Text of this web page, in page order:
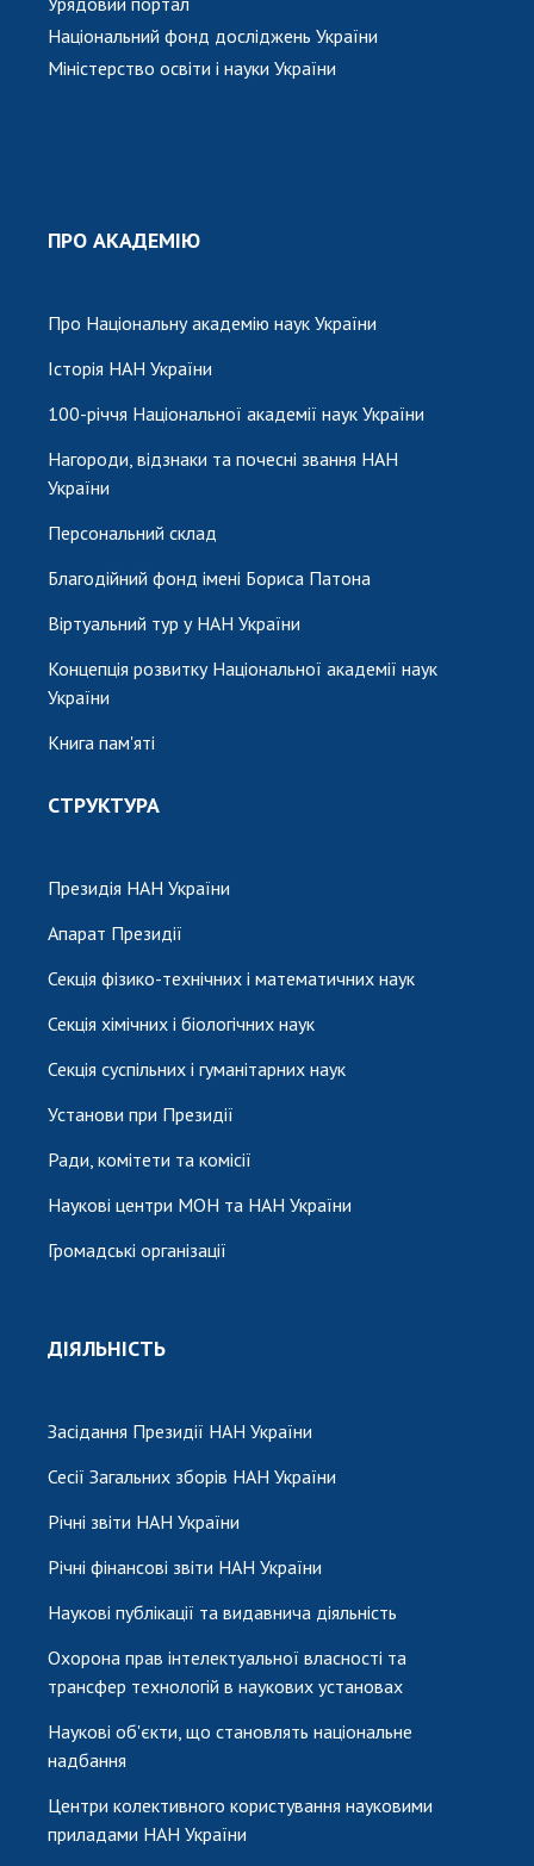
Національний фонд досліджень України
Міністерство освіти і науки України
ПРО АКАДЕМІЮ
Про Національну академію наук України
Історія НАН України
100-річчя Національної академії наук України
Нагороди, відзнаки та почесні звання НАН
України
Персональний склад
Благодійний фонд імені Бориса Патона
Віртуальний тур у НАН України
Концепція розвитку Національної академії наук
України
Книга пам'яті
СТРУКТУРА
Президія НАН України
Апарат Президії
Секція фізико-технічних і математичних наук
Секція хімічних і біологічних наук
Секція суспільних і гуманітарних наук
Установи при Президії
Ради, комітети та комісії
Наукові центри МОН та НАН України
Громадські організації
ДІЯЛЬНІСТЬ
Засідання Президії НАН України
Сесії Загальних зборів НАН України
Річні звіти НАН України
Річні фінансові звіти НАН України
Наукові публікації та видавнича діяльність
Охорона прав інтелектуальної власності та
трансфер технологій в наукових установах
Наукові об'єкти, що становлять національне
надбання
Центри колективного користування науковими
приладами НАН України